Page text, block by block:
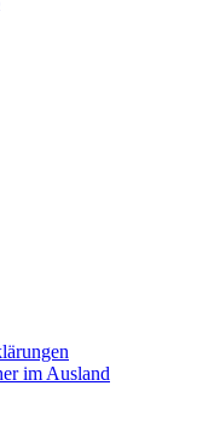
im Ausland